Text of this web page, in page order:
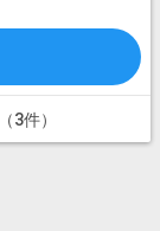
3件）